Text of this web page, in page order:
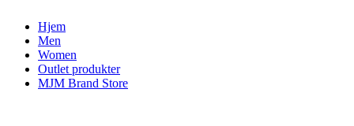
Hjem
Men
Women
Outlet produkter
MJM Brand Store